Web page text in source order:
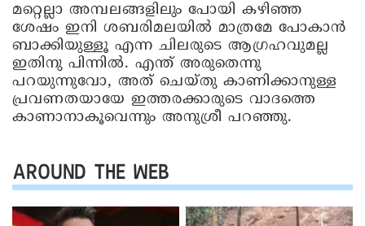
മറ്റെല്ലാ അമ്പലങ്ങളിലും പോയി കഴിഞ്ഞ
ശേഷം ഇനി ശബരിമലയില്‍ മാത്രമേ പോകാന്‍
ബാക്കിയുള്ളൂ എന്ന ചിലരുടെ ആഗ്രഹവുമല്ല
ഇതിനു പിന്നില്‍. എന്ത് അരുതെന്നു
പറയുന്നുവോ, അത് ചെയ്തു കാണിക്കാനുള്ള
പ്രവണതയായേ ഇത്തരക്കാരുടെ വാദത്തെ
കാണാനാകൂവെന്നും അനുശ്രീ പറഞ്ഞു.
AROUND THE WEB